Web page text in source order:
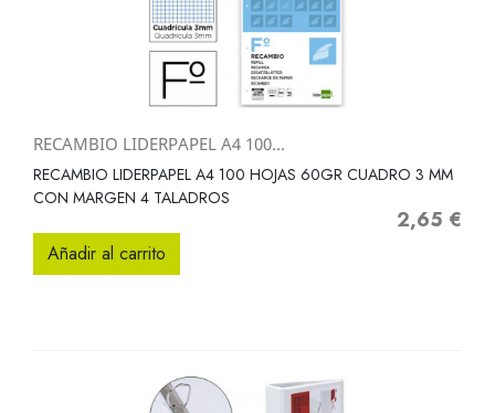
RECAMBIO LIDERPAPEL A4 100...
RECAMBIO LIDERPAPEL A4 100 HOJAS 60GR CUADRO 3 MM
CON MARGEN 4 TALADROS
Precio
2,65 €
Añadir al carrito